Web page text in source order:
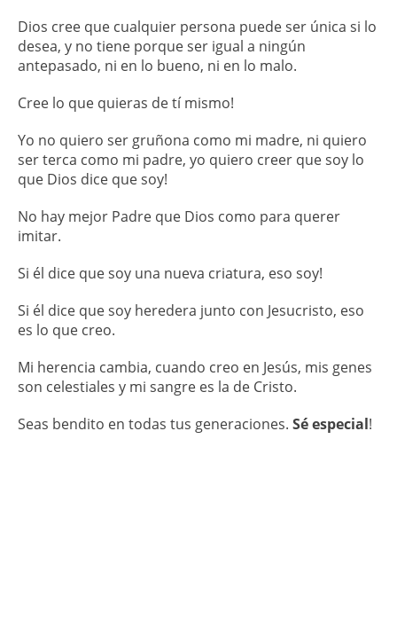
Dios cree que cualquier persona puede ser única si lo
desea, y no tiene porque ser igual a ningún
antepasado, ni en lo bueno, ni en lo malo.
Cree lo que quieras de tí mismo!
Yo no quiero ser gruñona como mi madre, ni quiero
ser terca como mi padre, yo quiero creer que soy lo
que Dios dice que soy!
No hay mejor Padre que Dios como para querer
imitar.
Si él dice que soy una nueva criatura, eso soy!
Si él dice que soy heredera junto con Jesucristo, eso
es lo que creo.
Mi herencia cambia, cuando creo en Jesús, mis genes
son celestiales y mi sangre es la de Cristo.
Seas bendito en todas tus generaciones. Sé especial!